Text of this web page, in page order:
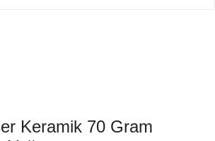
Keramik 70 Gram